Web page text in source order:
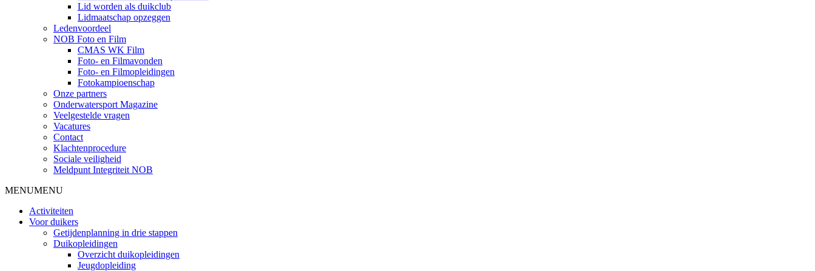
Lid worden als duikclub
Lidmaatschap opzeggen
Ledenvoordeel
NOB Foto en Film
CMAS WK Film
Foto- en Filmavonden
Foto- en Filmopleidingen
Fotokampioenschap
Onze partners
Onderwatersport Magazine
Veelgestelde vragen
Vacatures
Contact
Klachtenprocedure
Sociale veiligheid
Meldpunt Integriteit NOB
MENUMENU
Activiteiten
Voor duikers
Getijdenplanning in drie stappen
Duikopleidingen
Overzicht duikopleidingen
Jeugdopleiding